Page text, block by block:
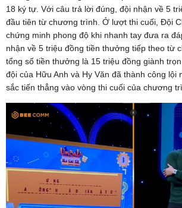
18 ký tự. Với câu trả lời đúng, đội nhận về 5
đầu tiên từ chương trình. Ở lượt thi cuối, Đội
chứng minh phong độ khi nhanh tay đưa ra
nhận về 5 triệu đồng tiền thưởng tiếp theo từ
tổng số tiền thưởng là 15 triệu đồng giành
đội của Hữu Anh và Hy Văn đã thành công lội
sắc tiến thẳng vào vòng thi cuối của chương